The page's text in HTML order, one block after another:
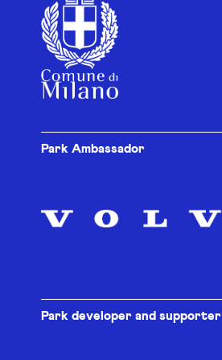
Park Ambassador
Park developer and supporter